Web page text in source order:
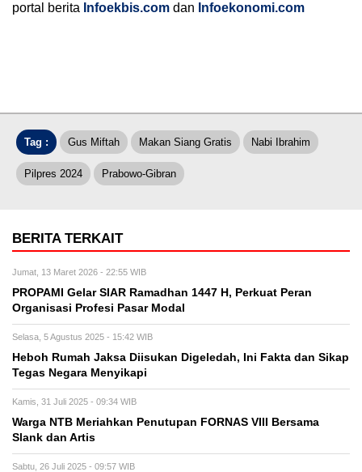
portal berita Infoekbis.com dan Infoekonomi.com
Tag : Gus Miftah Makan Siang Gratis Nabi Ibrahim
Pilpres 2024 Prabowo-Gibran
BERITA TERKAIT
Jumat, 13 Maret 2026 - 22:55 WIB
PROPAMI Gelar SIAR Ramadhan 1447 H, Perkuat Peran
Organisasi Profesi Pasar Modal
Selasa, 5 Agustus 2025 - 15:42 WIB
Heboh Rumah Jaksa Diisukan Digeledah, Ini Fakta dan Sikap
Tegas Negara Menyikapi
Kamis, 31 Juli 2025 - 09:34 WIB
Warga NTB Meriahkan Penutupan FORNAS VIII Bersama
Slank dan Artis
Sabtu, 26 Juli 2025 - 09:57 WIB